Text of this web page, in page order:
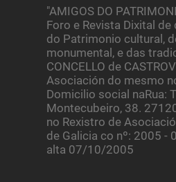
"AMIGOS DO
Foro e Revista Dixital
do Patrimonio cultural,
monumental, e das
CONCELLO de
Asociación do mesmo
Domicilio social naRua:
Montecubeiro, 38.
no Rexistro de
de Galicia co nº: 2005 -
alta 07/10/2005